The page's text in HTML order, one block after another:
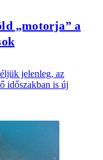
„motorja” a
jelenleg, az
időszakban is új